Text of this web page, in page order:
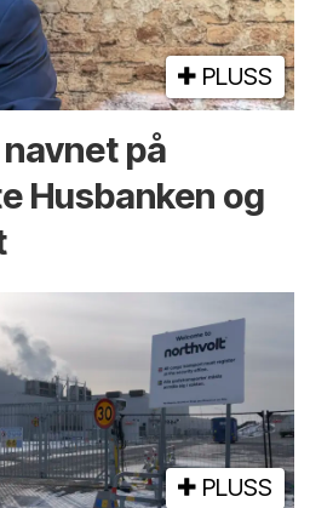
PLUSS
på
Husbanken og
PLUSS